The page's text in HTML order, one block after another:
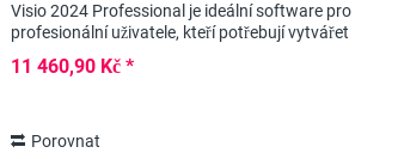
Visio 2024 Professional je ideální software pro
profesionální uživatele, kteří potřebují vytvářet
11 460,90 Kč *
Porovnat